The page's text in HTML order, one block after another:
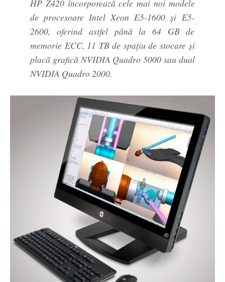
HP Z420 încorporează cele mai noi modele
de procesoare Intel Xeon E5-1600 și E5-
2600, oferind astfel până la 64 GB de
memorie ECC, 11 TB de spațiu de stocare și
placă grafică NVIDIA Quadro 5000 sau dual
NVIDIA Quadro 2000.